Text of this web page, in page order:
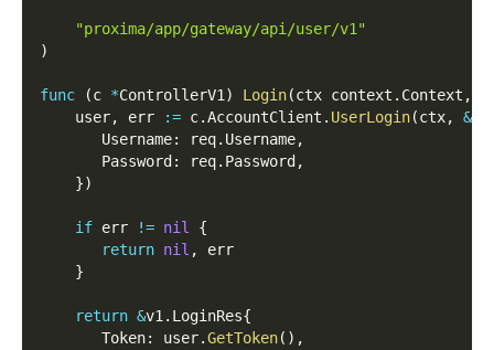
"proxima/app/gateway/api/user/v1"
)
func (c *ControllerV1 ) Login(ctx context . Context ,
    user
, err := c.AccountClient . UserLogin(ctx, &
       Username
: req. Username,
       Password
: req. Password ,
})
if err != nil
{
return nil ,
err
}
return &v1 . LoginRes{
       Token
: user.GetToken( ) ,